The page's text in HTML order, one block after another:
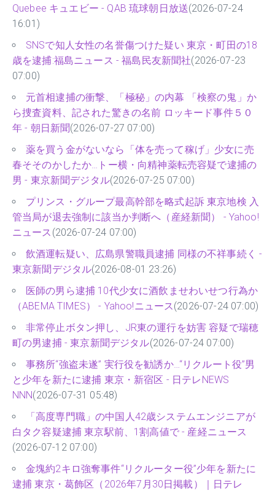
Quebee キュエビー - QAB 琉球朝日放送(2026-07-24
16:01)
SNSで知人女性の名誉傷つけた疑い 東京・町田の18
歳を逮捕:福島ニュース - 福島民友新聞社(2026-07-23
07:00)
元首相逮捕の衝撃、「極秘」の内幕 「検察の鬼」か
ら捜査資料、記された驚きの名前 ロッキード事件５０
年 - 朝日新聞(2026-07-27 07:00)
薬を買う金がないなら「体を売って稼げ」少女に売
春そそのかしたか…トー横・向精神薬転売容疑で逮捕の
男 - 東京新聞デジタル(2026-07-25 07:00)
プリンス・グループ最高幹部を略式起訴 東京地検 入
管当局が退去強制に該当か判断へ（産経新聞） - Yahoo!
ニュース (2026-07-24 07:00)
飲酒運転疑い、広島県警職員逮捕 同様の不祥事続く -
東京新聞デジタル(2026-08-01 23:26)
医師の男ら逮捕 10代少女に酒飲ませわいせつ行為か
（ABEMA TIMES） - Yahoo!ニュース(2026-07-24 07:00)
非常停止ボタン押し、JR東の運行を妨害 容疑で瑞穂
町の男逮捕 - 東京新聞デジタル(2026-07-24 07:00)
事務所“強盗未遂” 実行役を勧誘か…“リクルート役”男
と少年を新たに逮捕 東京・新宿区 - 日テレNEWS
NNN(2026-07-31 05:48)
「高度専門職」の中国人42歳システムエンジニアが
白タク容疑逮捕 東京駅前、1割高値で - 産経ニュース
(2026-07-12 07:00)
金塊約2キロ強奪事件“リクルーター役”少年を新たに
逮捕 東京・葛飾区（2026年7月30日掲載）｜日テレ